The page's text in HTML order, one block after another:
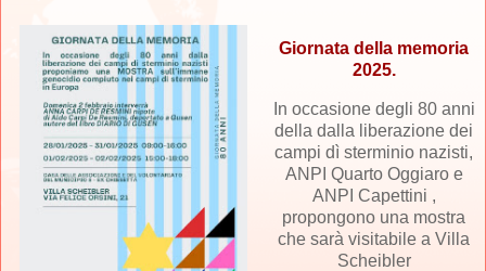
Giornata della memoria
2025.
In occasione degli 80 anni
della dalla liberazione dei
campi dì sterminio nazisti,
ANPI Quarto Oggiaro e
ANPI Capettini ,
propongono una mostra
che sarà visitabile a Villa
Scheibler